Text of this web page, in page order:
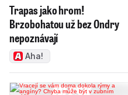
Trapas jako hrom!
Brzobohatou už bez Ondry
nepoznávají
Aha!